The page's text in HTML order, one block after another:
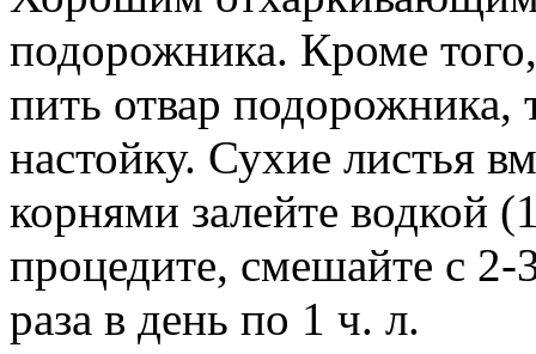
подорожника. Кроме
пить отвар
настойку. Сухие листья
корнями залейте водкой
процедите, смешайте с
раза в день по 1 ч. л.